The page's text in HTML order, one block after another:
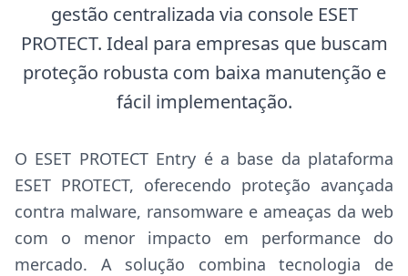
gestão centralizada via console ESET
PROTECT. Ideal para empresas que buscam
proteção robusta com baixa manutenção e
fácil implementação.
O ESET PROTECT Entry é a base da plataforma
ESET PROTECT, oferecendo proteção avançada
contra malware, ransomware e ameaças da web
com o menor impacto em performance do
mercado. A solução combina tecnologia de